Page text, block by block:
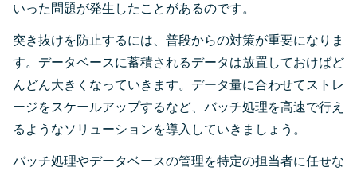
いった問題が発生したことがあるのです。
突き抜けを防止するには、普段からの対策が重要になりま
す。データベースに蓄積されるデータは放置しておけばど
んどん大きくなっていきます。データ量に合わせてストレ
ージをスケールアップするなど、バッチ処理を高速で行え
るようなソリューションを導入していきましょう。
バッチ処理やデータベースの管理を特定の担当者に任せな